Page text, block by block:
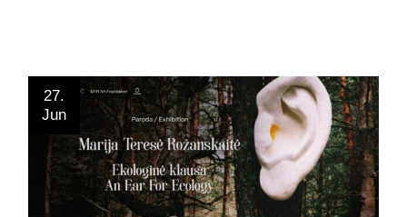
27.
Jun